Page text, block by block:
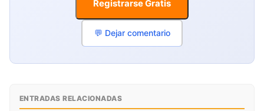
Registrarse Gratis
💬 Dejar comentario
ENTRADAS RELACIONADAS